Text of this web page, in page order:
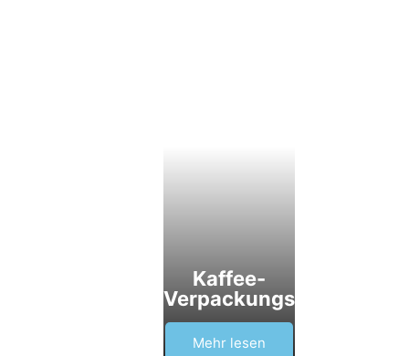
Kaffee-
Verpackungsmaschine
Mehr lesen